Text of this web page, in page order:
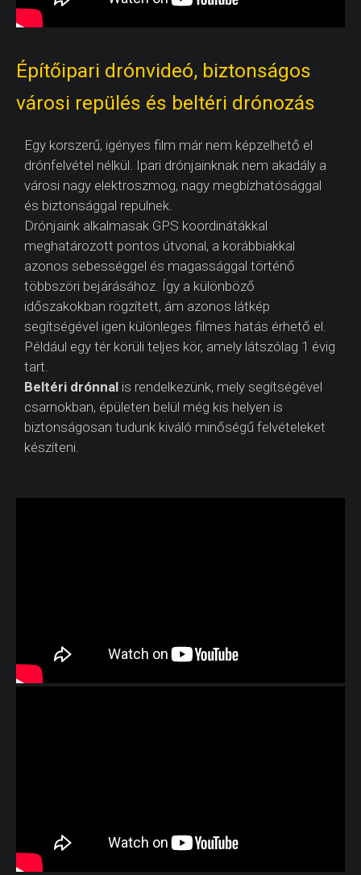
Építőipari drónvideó, biztonságos
városi repülés és beltéri drónozás
Egy korszerű, igényes film már nem képzelhető el
drónfelvétel nélkül. Ipari drónjainknak nem akadály a
városi nagy elektroszmog, nagy megbízhatósággal
és biztonsággal repülnek.
Drónjaink alkalmasak GPS koordinátákkal
meghatározott pontos útvonal, a korábbiakkal
azonos sebességgel és magassággal történő
többszöri bejárásához. Így a különböző
időszakokban rögzített, ám azonos látkép
segítségével igen különleges filmes hatás érhető el.
Például egy tér körüli teljes kör, amely látszólag 1 évig
tart.
Beltéri drónnal is rendelkezünk, mely segítségével
csarnokban, épületen belül még kis helyen is
biztonságosan tudunk kiváló minőségű felvételeket
készíteni.